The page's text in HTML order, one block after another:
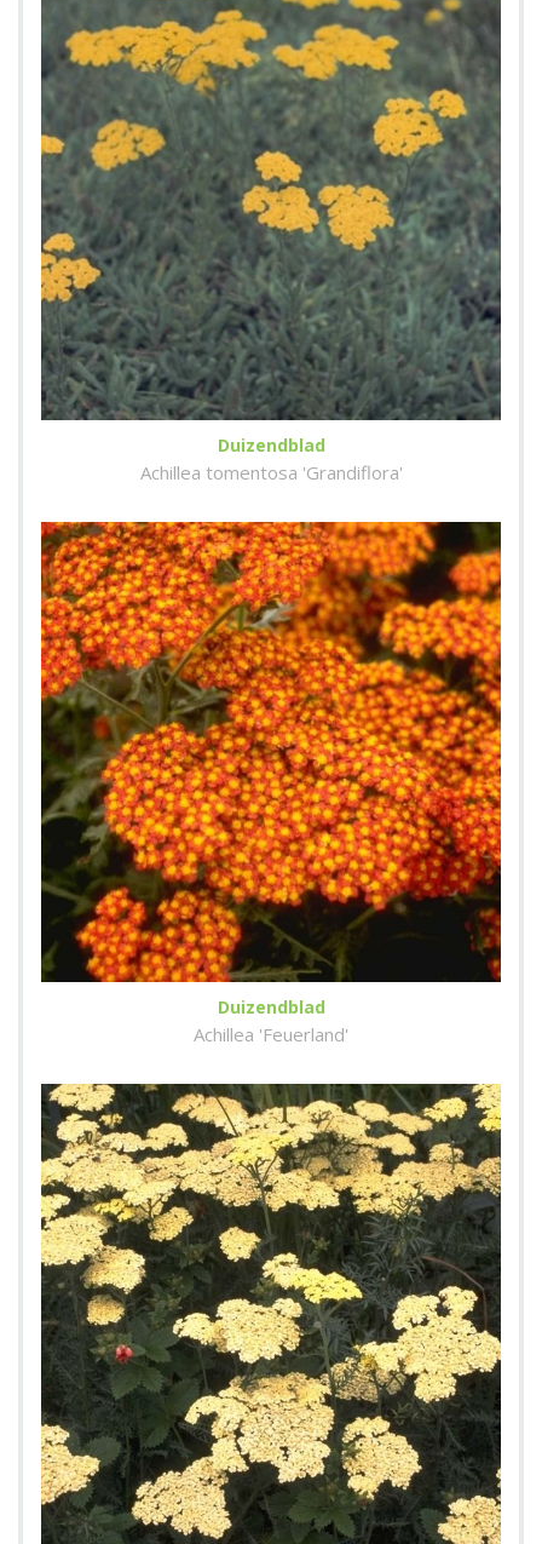
Duizendblad
Achillea tomentosa 'Grandiflora'
Duizendblad
Achillea 'Feuerland'